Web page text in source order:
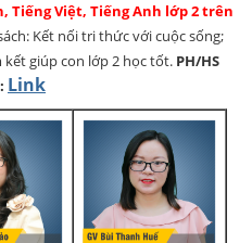
Tiếng Việt, Tiếng Anh lớp 2 trên
Kết nối tri thức với cuộc sống;
kết giúp con lớp 2 học tốt. PH/HS
Link